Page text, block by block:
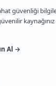
güvenliği
Al →